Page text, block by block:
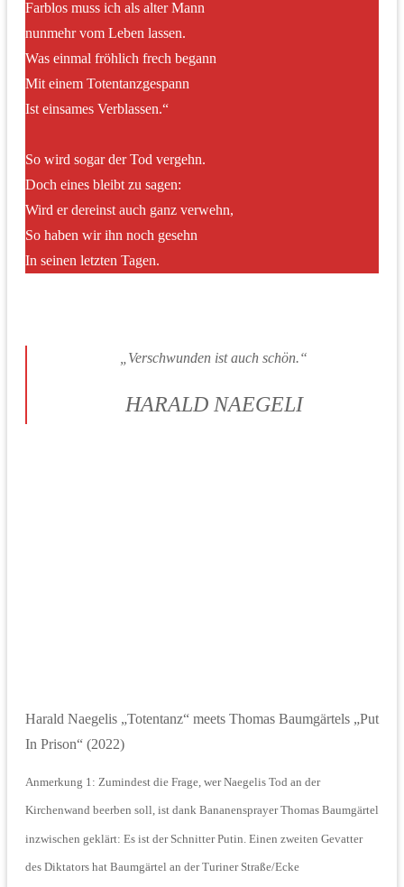
Farblos muss ich als alter Mann
nunmehr vom Leben lassen.
Was einmal fröhlich frech begann
Mit einem Totentanzgespann
Ist einsames Verblassen.“
So wird sogar der Tod vergehn.
Doch eines bleibt zu sagen:
Wird er dereinst auch ganz verwehn,
So haben wir ihn noch gesehn
In seinen letzten Tagen.
„Verschwunden ist auch schön.“
HARALD NAEGELI
Harald Naegelis „Totentanz“ meets Thomas Baumgärtels „Put
In Prison“ (2022)
Anmerkung 1: Zumindest die Frage, wer Naegelis Tod an der
Kirchenwand beerben soll, ist dank Bananensprayer Thomas Baumgärtel
inzwischen geklärt: Es ist der Schnitter Putin. Einen zweiten Gevatter
des Diktators hat Baumgärtel an der Turiner Straße/Ecke